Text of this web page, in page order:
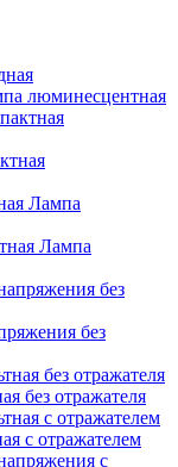
люминесцентная
Лампа
Лампа
без
без отражателя
с отражателем